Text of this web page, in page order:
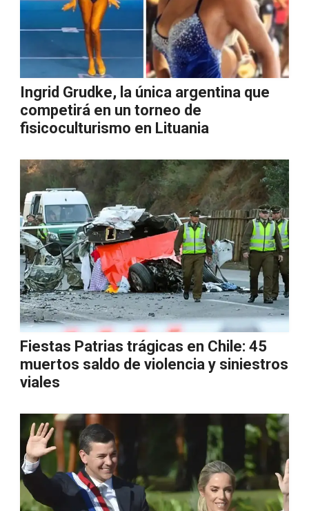
Ingrid Grudke, la única argentina que
competirá en un torneo de
fisicoculturismo en Lituania
Fiestas Patrias trágicas en Chile: 45
muertos saldo de violencia y siniestros
viales